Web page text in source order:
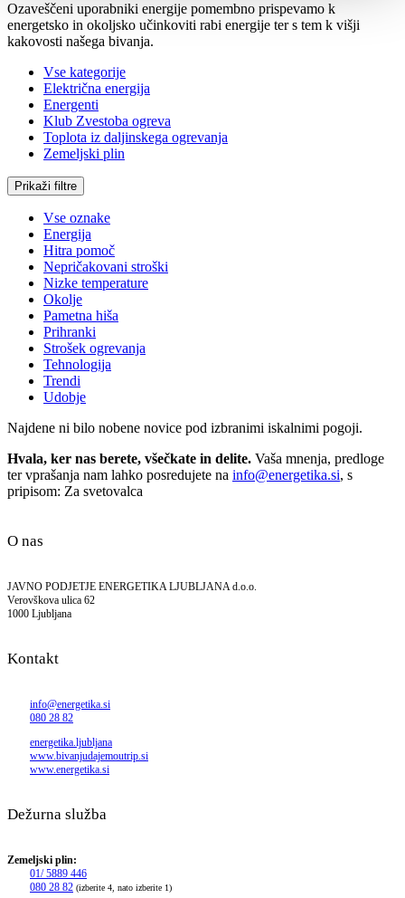
Ozaveščeni uporabniki energije pomembno prispevamo k
energetsko in okoljsko učinkoviti rabi energije ter s tem k višji
kakovosti našega bivanja.
Vse kategorije
Električna energija
Energenti
Klub Zvestoba ogreva
Toplota iz daljinskega ogrevanja
Zemeljski plin
Prikaži filtre
Vse oznake
Energija
Hitra pomoč
Nepričakovani stroški
Nizke temperature
Okolje
Pametna hiša
Prihranki
Strošek ogrevanja
Tehnologija
Trendi
Udobje
Najdene ni bilo nobene novice pod izbranimi iskalnimi pogoji.
Hvala, ker nas berete, všečkate in delite. Vaša mnenja, predloge
ter vprašanja nam lahko posredujete na info@energetika.si, s
pripisom: Za svetovalca
O nas
JAVNO PODJETJE ENERGETIKA LJUBLJANA d.o.o.
Verovškova ulica 62
1000 Ljubljana
Kontakt
info@energetika.si
080 28 82
energetika.ljubljana
www.bivanjudajemoutrip.si
www.energetika.si
Dežurna služba
Zemeljski plin:
01/ 5889 446
080 28 82 (izberite 4, nato izberite 1)